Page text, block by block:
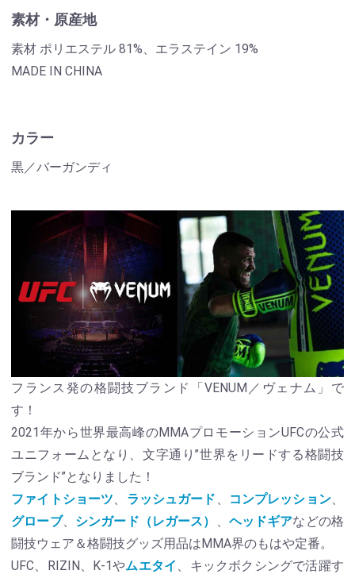
素材・原産地
素材 ポリエステル 81%、エラステイン 19%
MADE IN CHINA
カラー
黒／バーガンディ
フランス発の格闘技ブランド「VENUM／ヴェナム」で
す！
2021年から世界最高峰のMMAプロモーションUFCの公式
ユニフォームとなり、文字通り”世界をリードする格闘技
ブランド”となりました！
ファイトショーツ、 ラッシュガード 、 コンプレッション、
グローブ、 シンガード（レガース） 、 ヘッドギアなどの格
闘技ウェア＆格闘技グッズ用品はMMA界のもはや定番。
UFC、RIZIN、K-1やムエタイ 、キックボクシングで活躍す